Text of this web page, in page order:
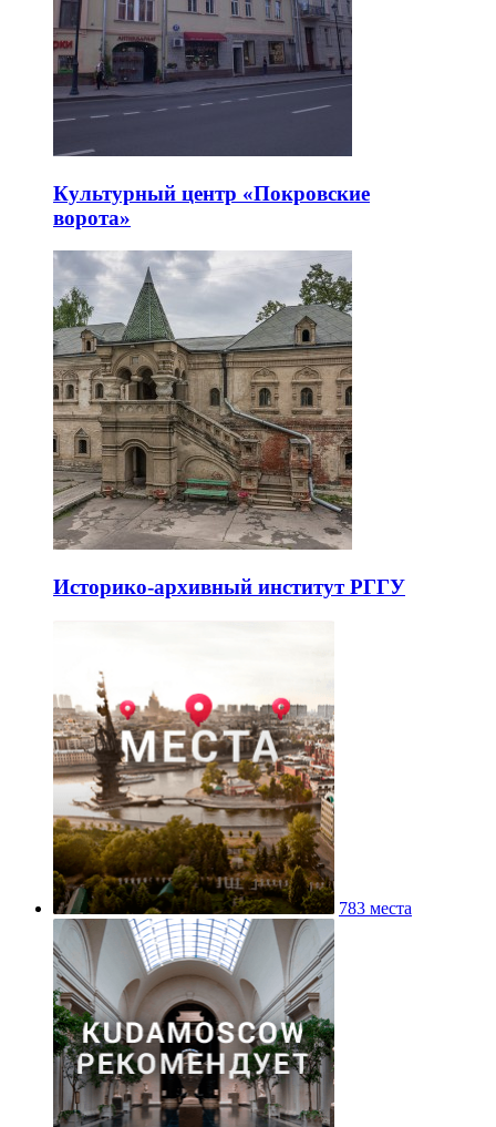
Культурный центр «Покровские
ворота»
Историко-архивный институт РГГУ
783 места